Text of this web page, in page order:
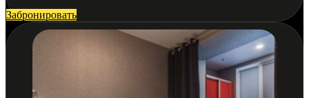
Забронировать